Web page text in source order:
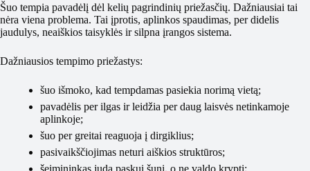
Šuo tempia pavadėlį dėl kelių pagrindinių priežasčių. Dažniausiai tai
nėra viena problema. Tai įprotis, aplinkos spaudimas, per didelis
jaudulys, neaiškios taisyklės ir silpna įrangos sistema.
Dažniausios tempimo priežastys:
šuo išmoko, kad tempdamas pasiekia norimą vietą;
pavadėlis per ilgas ir leidžia per daug laisvės netinkamoje
aplinkoje;
šuo per greitai reaguoja į dirgiklius;
pasivaikščiojimas neturi aiškios struktūros;
šeimininkas juda paskui šunį, o ne valdo kryptį;